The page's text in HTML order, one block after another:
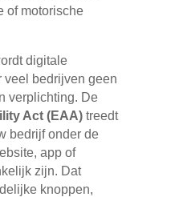
of motorische
digitale
bedrijven geen
verplichting. De
Act (EAA)treedt
bedrijf onder de
app of
zijn. Dat
knoppen,